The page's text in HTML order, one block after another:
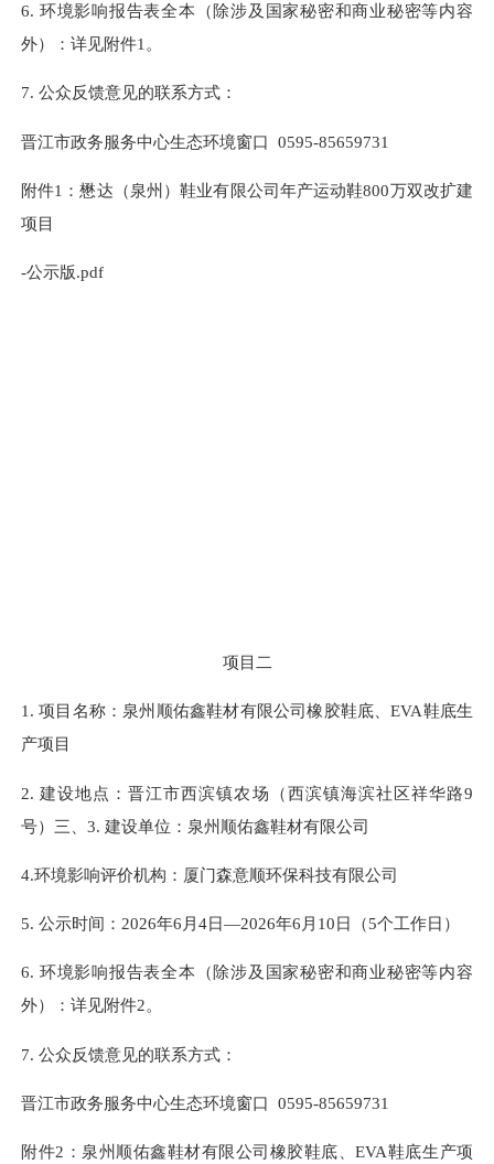
6. 环境影响报告表全本（除涉及 国家秘密和商业秘密等内容
外）：详见附件1 。
7. 公众反馈意见的联系方式：
晋江市政务服务中心生态环境窗口 0595-85659731
附件1 ：懋达（泉州）鞋业有限公司年产运动鞋800万双改扩建
项目
-公示版.pdf
项目 二
1.项目名称：泉州顺佑鑫鞋材有限公司橡胶鞋底、EVA鞋底生
产项目
2.建设地点：晋江市西滨镇农场（西滨镇海滨社区祥华路9
号）三、 3. 建设单位：泉州顺佑鑫鞋材有限公司
4.环境影响评价机构： 厦门森意顺环保科技有限公司
5. 公示时间：2026年6 月4日—2026年6 月 10日（5个工作日）
6. 环境影响报告表全本（除涉及 国家秘密和商业秘密等内容
外）：详见附件2。
7. 公众反馈意见的联系方式：
晋江市政务服务中心生态环境窗口 0595-85659731
附件2 ：泉州顺佑鑫鞋材有限公司橡胶鞋底、EVA鞋底生产项